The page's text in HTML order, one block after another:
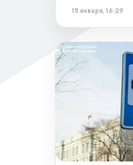
15 января, 16:29